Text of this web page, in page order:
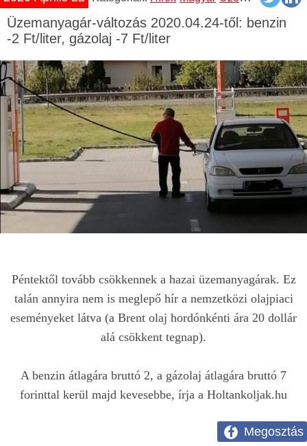
Üzemanyagár-változás 2020.04.24-től: benzin
-2 Ft/liter, gázolaj -7 Ft/liter
Péntektől tovább csökkennek a hazai üzemanyagárak. Ez
talán annyira nem is meglepő hír a nemzetközi olajpiaci
eseményeket látva (a Brent olaj hordónkénti ára 20 dollár
alá csökkent tegnap).
A benzin átlagára bruttó 2, a gázolaj átlagára bruttó 7
forinttal kerül majd kevesebbe, írja a Holtankoljak.hu
Megosztás